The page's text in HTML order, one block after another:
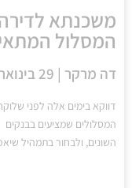
משכנתא
המסלול
דה מרקר | 29 בינואר 2023
דווקא בימים אלה לפני
המסלולים שמציעים בבנקים
השונים, ולבחור בתמהיל